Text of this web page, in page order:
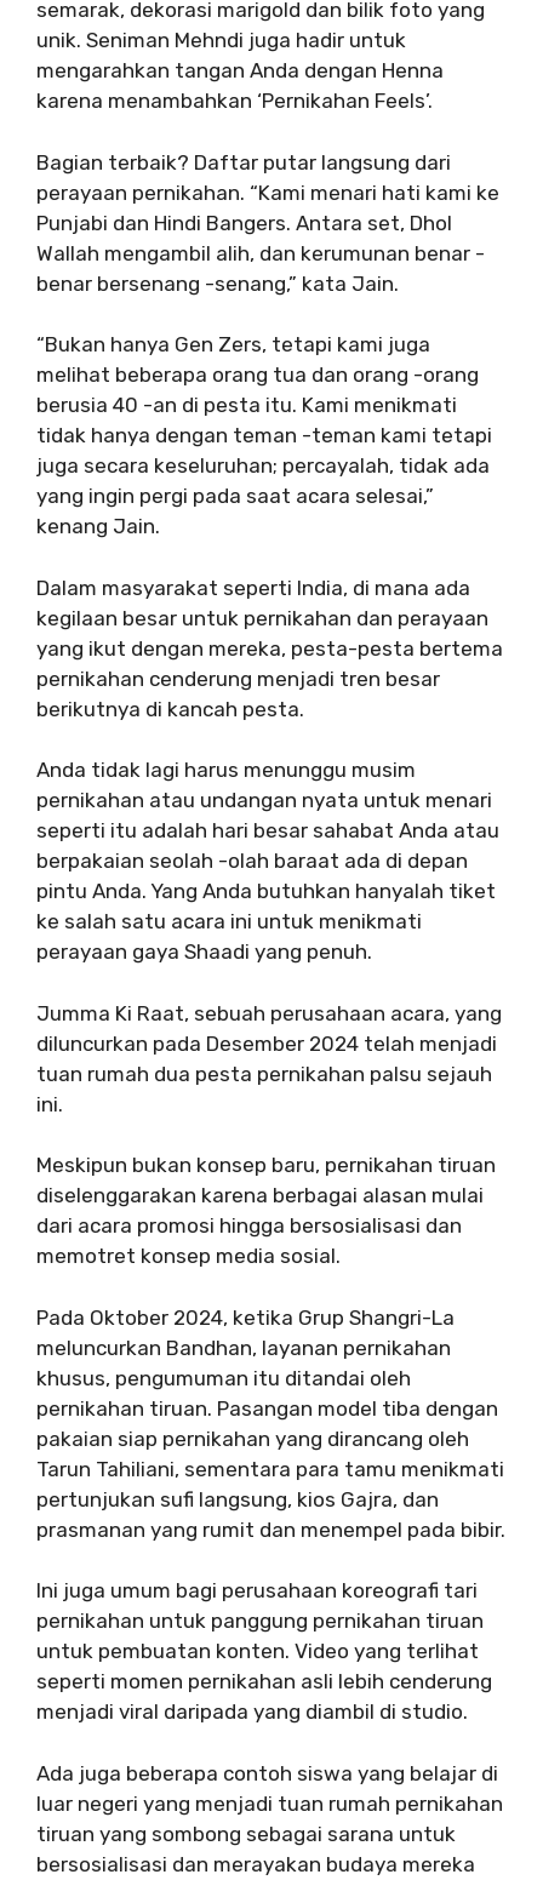
semarak, dekorasi marigold dan bilik foto yang
unik. Seniman Mehndi juga hadir untuk
mengarahkan tangan Anda dengan Henna
karena menambahkan ‘Pernikahan Feels’.
Bagian terbaik? Daftar putar langsung dari
perayaan pernikahan. “Kami menari hati kami ke
Punjabi dan Hindi Bangers. Antara set, Dhol
Wallah mengambil alih, dan kerumunan benar -
benar bersenang -senang,” kata Jain.
“Bukan hanya Gen Zers, tetapi kami juga
melihat beberapa orang tua dan orang -orang
berusia 40 -an di pesta itu. Kami menikmati
tidak hanya dengan teman -teman kami tetapi
juga secara keseluruhan; percayalah, tidak ada
yang ingin pergi pada saat acara selesai,”
kenang Jain.
Dalam masyarakat seperti India, di mana ada
kegilaan besar untuk pernikahan dan perayaan
yang ikut dengan mereka, pesta-pesta bertema
pernikahan cenderung menjadi tren besar
berikutnya di kancah pesta.
Anda tidak lagi harus menunggu musim
pernikahan atau undangan nyata untuk menari
seperti itu adalah hari besar sahabat Anda atau
berpakaian seolah -olah baraat ada di depan
pintu Anda. Yang Anda butuhkan hanyalah tiket
ke salah satu acara ini untuk menikmati
perayaan gaya Shaadi yang penuh.
Jumma Ki Raat, sebuah perusahaan acara, yang
diluncurkan pada Desember 2024 telah menjadi
tuan rumah dua pesta pernikahan palsu sejauh
ini.
Meskipun bukan konsep baru, pernikahan tiruan
diselenggarakan karena berbagai alasan mulai
dari acara promosi hingga bersosialisasi dan
memotret konsep media sosial.
Pada Oktober 2024, ketika Grup Shangri-La
meluncurkan Bandhan, layanan pernikahan
khusus, pengumuman itu ditandai oleh
pernikahan tiruan. Pasangan model tiba dengan
pakaian siap pernikahan yang dirancang oleh
Tarun Tahiliani, sementara para tamu menikmati
pertunjukan sufi langsung, kios Gajra, dan
prasmanan yang rumit dan menempel pada bibir.
Ini juga umum bagi perusahaan koreografi tari
pernikahan untuk panggung pernikahan tiruan
untuk pembuatan konten. Video yang terlihat
seperti momen pernikahan asli lebih cenderung
menjadi viral daripada yang diambil di studio.
Ada juga beberapa contoh siswa yang belajar di
luar negeri yang menjadi tuan rumah pernikahan
tiruan yang sombong sebagai sarana untuk
bersosialisasi dan merayakan budaya mereka